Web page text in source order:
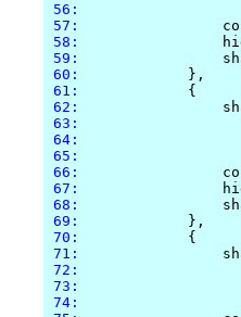
56:
57:
58:
59:
60:
61:
62:
63:
64:
65:
66:
67:
68:
69:
70:
71:
72:
73:
74: